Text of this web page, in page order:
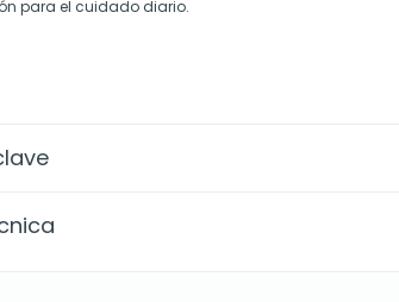
para el cuidado diario.